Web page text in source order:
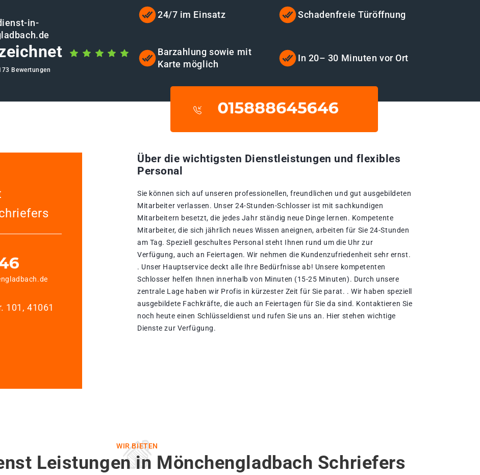
in-
Bewertungen
24/7 im Einsatz Schadenfreie Türöffnung
Barzahlung sowie mit
Karte möglich
In 20– 30 Minuten vor Ort
101, 41061
Über die wichtigsten Dienstleistungen und flexibles
Personal
Sie können sich auf unseren professionellen, freundlichen und gut ausgebildeten
Mitarbeiter verlassen. Unser 24-Stunden-Schlosser ist mit sachkundigen
Mitarbeitern besetzt, die jedes Jahr ständig neue Dinge lernen. Kompetente
Mitarbeiter, die sich jährlich neues Wissen aneignen, arbeiten für Sie 24-Stunden
am Tag. Speziell geschultes Personal steht Ihnen rund um die Uhr zur
Verfügung, auch an Feiertagen. Wir nehmen die Kundenzufriedenheit sehr ernst.
. Unser Hauptservice deckt alle Ihre Bedürfnisse ab! Unsere kompetenten
Schlosser helfen Ihnen innerhalb von Minuten (15-25 Minuten). Durch unsere
zentrale Lage haben wir Profis in kürzester Zeit für Sie parat. . Wir haben speziell
ausgebildete Fachkräfte, die auch an Feiertagen für Sie da sind. Kontaktieren Sie
noch heute einen Schlüsseldienst und rufen Sie uns an. Hier stehen wichtige
Dienste zur Verfügung.
WIR BIETEN
Leistungen in Mönchengladbach Schriefers